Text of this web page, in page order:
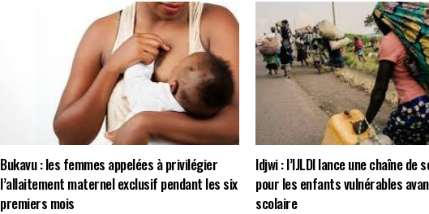
Bukavu : les femmes appelées à privilégier
l’allaitement maternel exclusif pendant les six
premiers mois
Idjwi : l’IJLDI lance une chaîne de
pour les enfants vulnérables
scolaire